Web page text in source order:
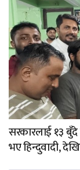
सरकारलाई १३
भए हिन्दुवादी,